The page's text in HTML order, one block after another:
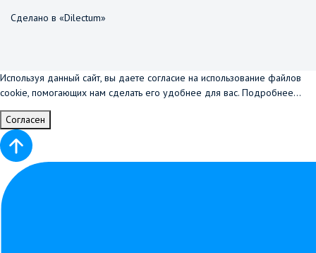
Сделано в «Dilectum»
Используя данный сайт, вы даете согласие на использование файлов
cookie, помогающих нам сделать его удобнее для вас. Подробнее...
Согласен